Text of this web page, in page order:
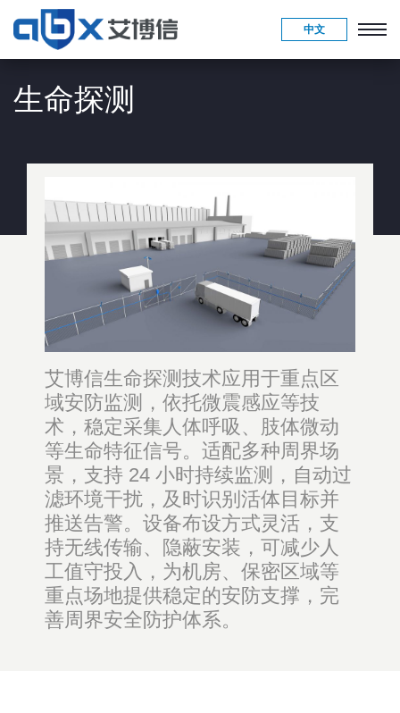
中文
生命探测
艾博信生命探测技术应用于重点区
域安防监测，依托微震感应等技
术，稳定采集人体呼吸、肢体微动
等生命特征信号。适配多种周界场
景，支持 24 小时持续监测，自动过
滤环境干扰，及时识别活体目标并
推送告警。设备布设方式灵活，支
持无线传输、隐蔽安装，可减少人
工值守投入，为机房、保密区域等
重点场地提供稳定的安防支撑，完
善周界安全防护体系。